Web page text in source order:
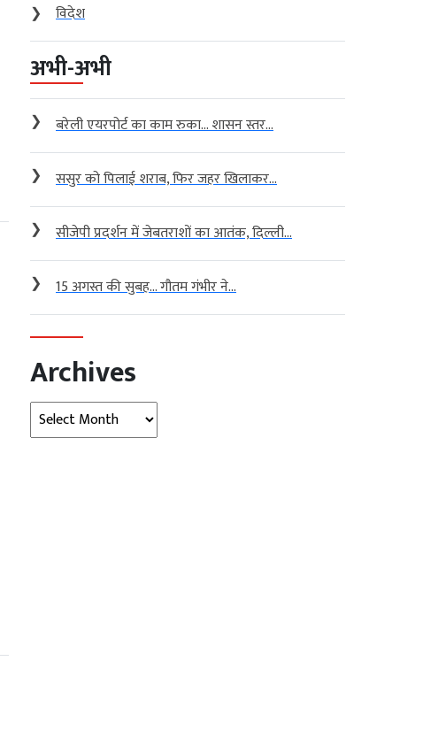
❯
विदेश
अभी-अभी
❯ बरेली एयरपोर्ट का काम रुका… शासन स्तर...
❯ ससुर को पिलाई शराब, फिर जहर खिलाकर...
❯ सीजेपी प्रदर्शन में जेबतराशों का आतंक, दिल्ली...
❯ 15 अगस्त की सुबह… गौतम गंभीर ने...
Archives
Archives